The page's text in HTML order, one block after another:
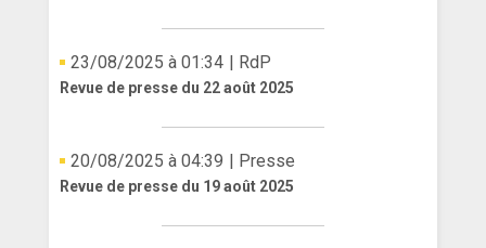
23/08/2025 à 01:34 | RdP
Revue de presse du 22 août 2025
20/08/2025 à 04:39 | Presse
Revue de presse du 19 août 2025